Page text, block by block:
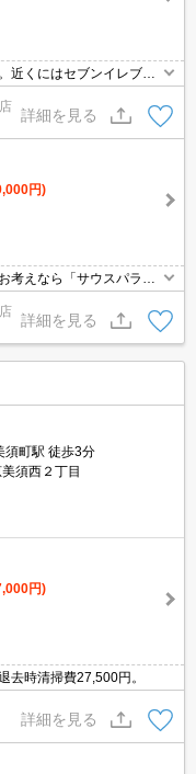
近くにはセブンイレブン
付けられているので、衣
詳細を見る
円)
考えなら「サウスパラジ
を清潔に保てる24時間ゴ
詳細を見る
須町駅 徒歩3分
須西２丁目
円)
去時清掃費27,500円。
詳細を見る